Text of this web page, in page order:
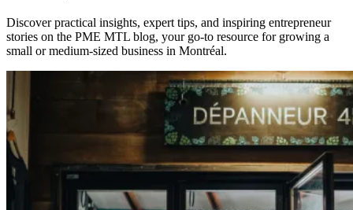
Discover practical insights, expert tips, and inspiring entrepreneur
stories on the PME MTL blog, your go-to resource for growing a
small or medium-sized business in Montréal.